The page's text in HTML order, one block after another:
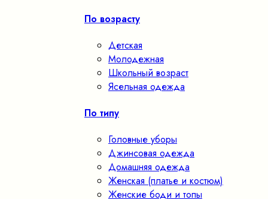
По возрасту
Детская
Молодежная
Школьный возраст
Ясельная одежда
По типу
Головные уборы
Джинсовая одежда
Домашняя одежда
Женская (платье и костюм)
Женские боди и топы